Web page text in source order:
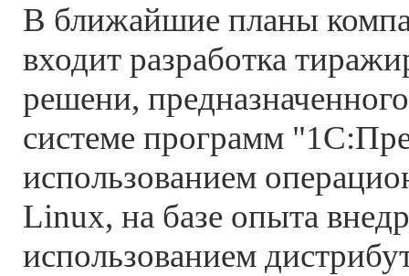
В ближайшие планы
входит разработка
решени,
системе программ
использованием
Linux, на базе опыта
использованием